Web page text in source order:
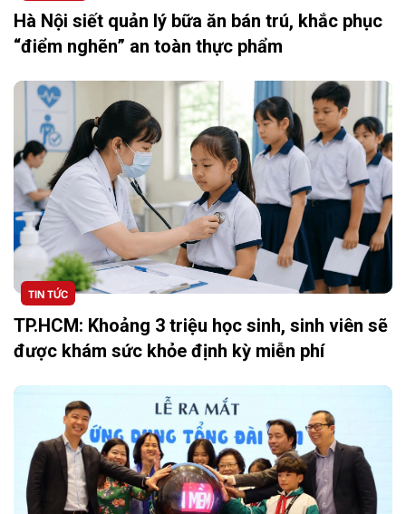
Hà Nội siết quản lý bữa ăn bán trú, khắc phục
“điểm nghẽn” an toàn thực phẩm
TIN TỨC
TP.HCM: Khoảng 3 triệu học sinh, sinh viên sẽ
được khám sức khỏe định kỳ miễn phí